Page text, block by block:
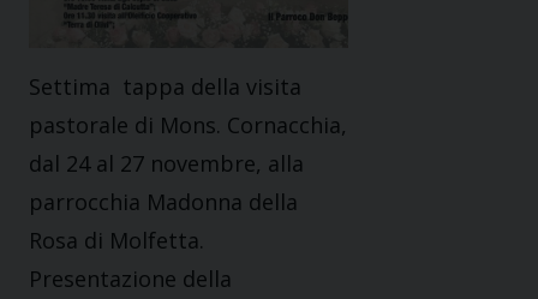
Settima tappa della visita
pastorale di Mons. Cornacchia,
dal 24 al 27 novembre, alla
parrocchia Madonna della
Rosa di Molfetta.
Presentazione della